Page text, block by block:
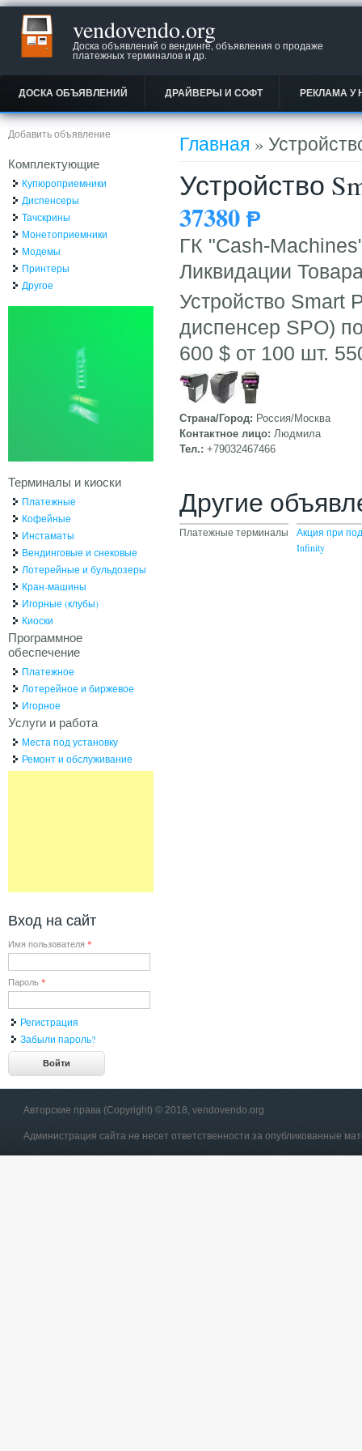
vendovendo.org
Доска объявлений о вендинге, объявления о продаже
платежных терминалов и др.
ДОСКА ОБЪЯВЛЕНИЙ ДРАЙВЕРЫ И СОФТ РЕКЛАМА У
Вы здесь
Главная »
Устройство
37380 Ᵽ
ГК "Cash-
Ликвидации
Устройство Smart
диспенсер SPO)
600 $ от 100 шт.
Страна/Город: Россия/Москва
Контактное лицо: Людмила
Тел.: +79032467466
Другие
Платежные терминалы
Акция при
Infinity
Добавить объявление
Комплектующие
Купюроприемники
Диспенсеры
Тачскрины
Монетоприемники
Модемы
Принтеры
Другое
Терминалы и киоски
Платежные
Кофейные
Инстаматы
Вендинговые и снековые
Лотерейные и бульдозеры
Кран-машины
Игорные (клубы)
Киоски
Программное
обеспечение
Платежное
Лотерейное и биржевое
Игорное
Услуги и работа
Места под установку
Ремонт и обслуживание
Вход на сайт
Имя пользователя *
Пароль *
Регистрация
Забыли пароль?
Авторские права (Copyright) © 2018, vendovendo.org
Администрация сайта не несет ответственности за опубликованные